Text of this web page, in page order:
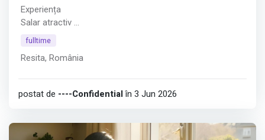
Experiența
Salar atractiv
Afișează tot
fulltime
Resita, România
postat de ----Confidentialîn 3 Jun 2026